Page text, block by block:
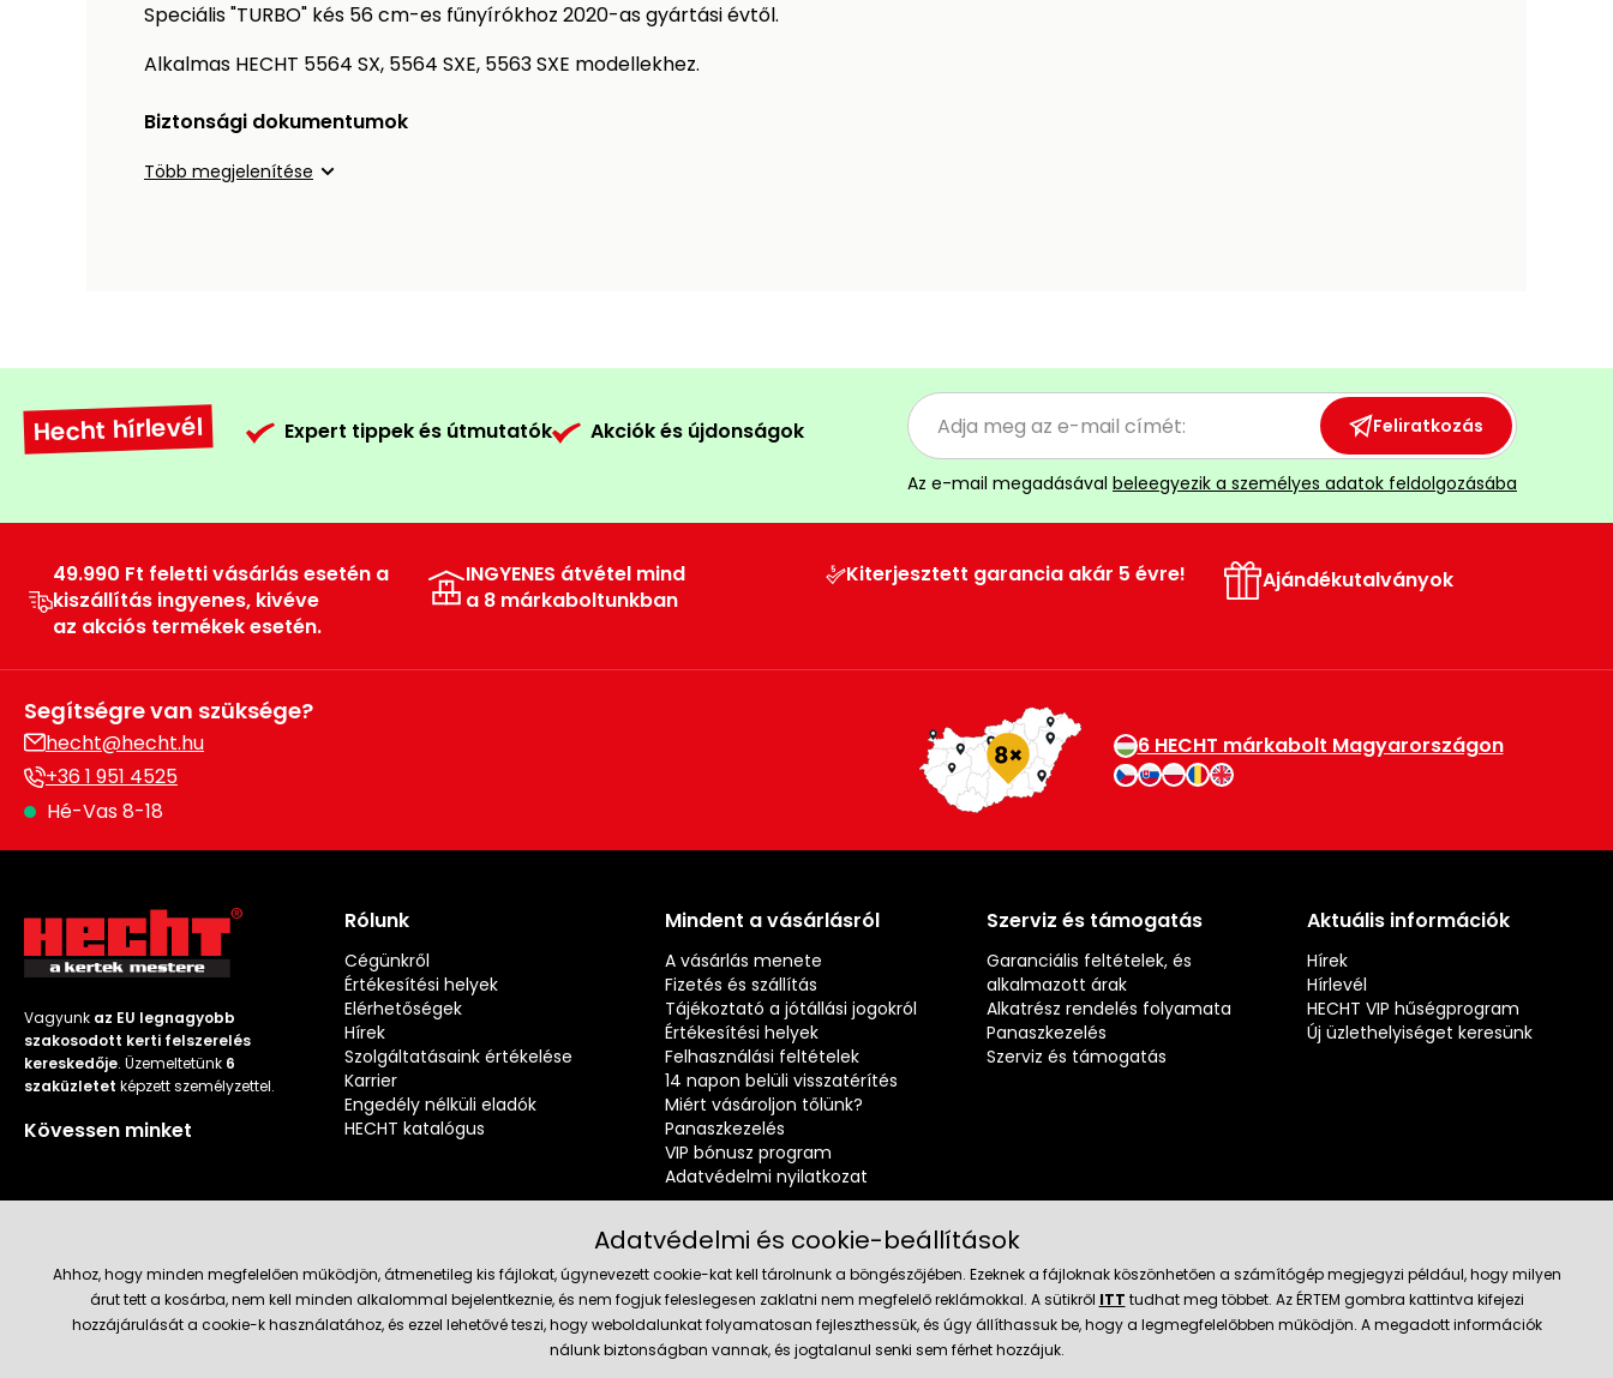
Speciális "TURBO" kés 56 cm-es fűnyírókhoz 2020-as gyártási évtől.
Alkalmas HECHT 5564 SX, 5564 SXE, 5563 SXE modellekhez.
Biztonsági dokumentumok
Több megjelenítése
Hecht hírlevél Expert tippek és útmutatók Akciók és újdonságok Feliratkozás
Az e-mail megadásával beleegyezik a személyes adatok feldolgozásába
49.990 Ft feletti vásárlás esetén a
kiszállítás ingyenes, kivéve
az akciós termékek esetén.
INGYENES átvétel mind
a 8 márkaboltunkban
Kiterjesztett garancia akár 5 évre! Ajándékutalványok
Segítségre van szüksége?
hecht@hecht.hu
+36 1 951 4525
Hé-Vas 8-18
6 HECHT márkabolt Magyarországon
Vagyunk az EU legnagyobb
szakosodott kerti felszerelés
kereskedője. Üzemeltetünk 6
szaküzletet képzett személyzettel.
Kövessen minket
Rólunk
Cégünkről
Értékesítési helyek
Elérhetőségek
Hírek
Szolgáltatásaink értékelése
Karrier
Engedély nélküli eladók
HECHT katalógus
Mindent a vásárlásról
A vásárlás menete
Fizetés és szállítás
Tájékoztató a jótállási jogokról
Értékesítési helyek
Felhasználási feltételek
14 napon belüli visszatérítés
Miért vásároljon tőlünk?
Panaszkezelés
VIP bónusz program
Adatvédelmi nyilatkozat
Szerviz és támogatás
Garanciális feltételek, és
alkalmazott árak
Alkatrész rendelés folyamata
Panaszkezelés
Szerviz és támogatás
Aktuális információk
Hírek
Hírlevél
HECHT VIP hűségprogram
Új üzlethelyiséget keresünk
Szállítás és fizetési módok Megbízható kereskedő
Adatvédelmi és cookie-beállítások
Ahhoz, hogy minden megfelelően működjön, átmenetileg kis fájlokat, úgynevezett cookie-kat kell tárolnunk a böngészőjében. Ezeknek a fájloknak köszönhetően a számítógép megjegyzi például, hogy milyen
árut tett a kosárba, nem kell minden alkalommal bejelentkeznie, és nem fogjuk feleslegesen zaklatni nem megfelelő reklámokkal. A sütikről ITT tudhat meg többet. Az ÉRTEM gombra kattintva kifejezi
hozzájárulását a cookie-k használatához, és ezzel lehetővé teszi, hogy weboldalunkat folyamatosan fejleszthessük, és úgy állíthassuk be, hogy a legmegfelelőbben működjön. A megadott információk
nálunk biztonságban vannak, és jogtalanul senki sem férhet hozzájuk.